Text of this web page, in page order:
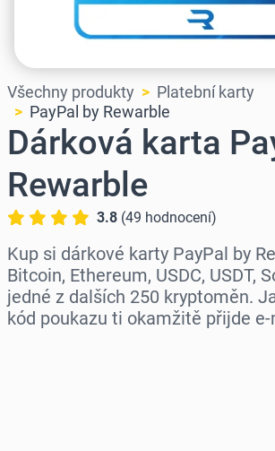
Všechny produkty
Platební karty
PayPal by Rewarble
Dárková karta
Rewarble
3.8 (49 hodnocení)
Kup si dárkové karty PayPal by
Bitcoin, Ethereum, USDC, USDT,
jedné z dalších 250 kryptoměn.
kód poukazu ti okamžitě přijde